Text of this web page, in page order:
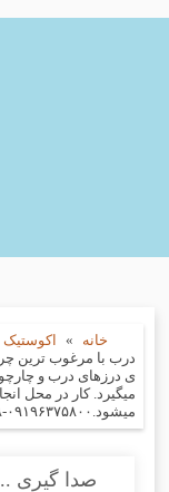
خانه »
درب با مرغوب ترین
ی درزهای درب و
میگیرد. کار در محل
میشود.۰۹۱۹۶۳۷۵۸۰۰-۰۹۳۰۷۸۰۱۷۸۸مهندس دولتی
صدا گیری